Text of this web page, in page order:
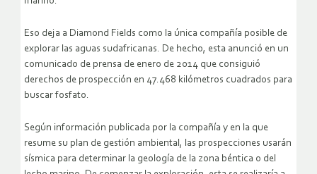
Eso deja a Diamond Fields como la única compañía posible de
explorar las aguas sudafricanas. De hecho, esta anunció en un
comunicado de prensa de enero de 2014 que consiguió
derechos de prospección en 47.468 kilómetros cuadrados para
buscar fosfato.
Según información publicada por la compañía y en la que
resume su plan de gestión ambiental, las prospecciones usarán
sísmica para determinar la geología de la zona béntica o del